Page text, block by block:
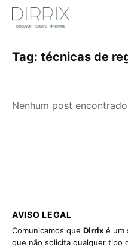
Tag: técnicas de
Nenhum post
AVISO LEGAL
Comunicamos que Dirrix é um
que não solicita qualquer tipo